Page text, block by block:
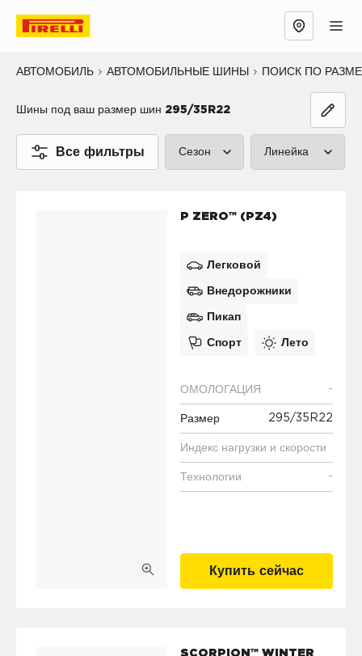
АВТОМОБИЛЬ АВТОМОБИЛЬНЫЕ ШИНЫ ПОИСК ПО
Шины под ваш размер шин 295/35R22
Все фильтры Сезон
Зима (1)
Все сезоны (0)
Линейка
P ZERO™ (PZ4)
Легковой
Внедорожники
Пикап
Спорт Лето
ОМОЛОГАЦИЯ -
Размер 295/35R22
Индекс нагрузки и скорости
Технологии -
Купить сейчас
SCORPION™ WINTER